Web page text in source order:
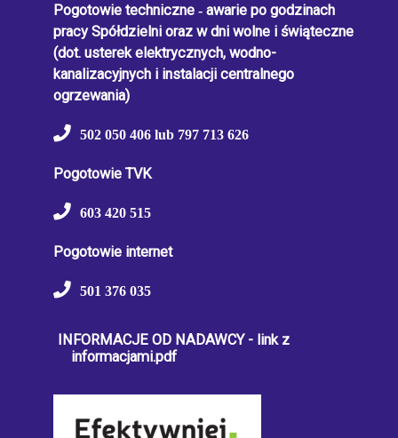
Pogotowie techniczne - awarie po godzinach
pracy Spółdzielni oraz w dni wolne i świąteczne
(dot. usterek elektrycznych, wodno-
kanalizacyjnych i instalacji centralnego
ogrzewania)
502 050 406 lub 797 713 626
Pogotowie TVK
603 420 515
Pogotowie internet
501 376 035
INFORMACJE OD NADAWCY - link z
informacjami.pdf